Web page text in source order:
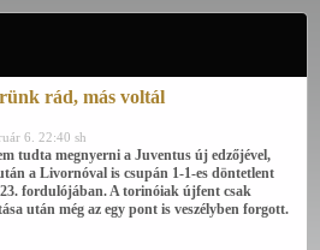
rád, más voltál
6. 22:40 sh
tudta megnyerni a Juventus új edzőjével,
a Livornóval is csupán 1-1-es döntetlent
fordulójában. A torinóiak újfent csak
után még az egy pont is veszélyben forgott.